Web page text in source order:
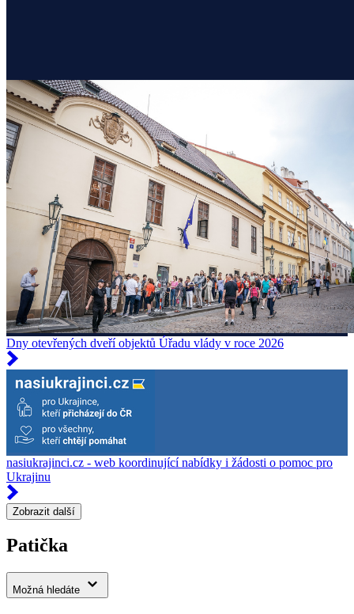
Dny otevřených dveří objektů Úřadu vlády v roce 2026
nasiukrajinci.cz - web koordinující nabídky i žádosti o pomoc pro
Ukrajinu
Zobrazit další
Patička
Možná hledáte